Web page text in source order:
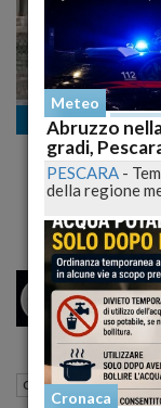
Cronaca
Ko per i
allontanarsi.
MILANO
Cronaca nazionale
Meteo
Abruzzo
gradi,
PESCARA -
della regione
Cronaca